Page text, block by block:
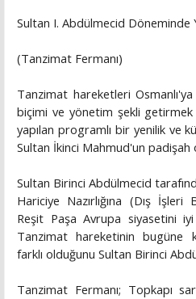
Sultan I. Abdülmecid Döneminde
(Tanzimat Fermanı)
Tanzimat hareketleri
biçimi ve yönetim şekli
yapılan programlı bir yenilik ve
Sultan İkinci Mahmud'un padişah
Sultan Birinci Abdülmecid
Hariciye Nazırlığına (Dış İşleri
Reşit Paşa Avrupa siyasetini
Tanzimat hareketinin bugüne
farklı olduğunu Sultan Birinci
Tanzimat Fermanı; Topkapı